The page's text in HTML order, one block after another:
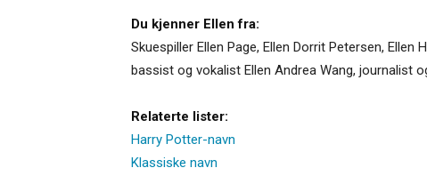
Du kjenner Ellen fra:
Skuespiller Ellen Page, Ellen Dorrit Petersen,
bassist og vokalist Ellen Andrea Wang, journalist
Relaterte lister:
Harry Potter-navn
Klassiske navn